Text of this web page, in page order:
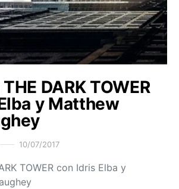
DARK TOWER
y Matthew
10/07/2017
TOWER con Idris Elba y